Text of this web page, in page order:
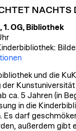
NACHTS
OG, Bibliothek
und die
der
ca. 5 Jahren (in
in die
Es darf
außerdem gibt